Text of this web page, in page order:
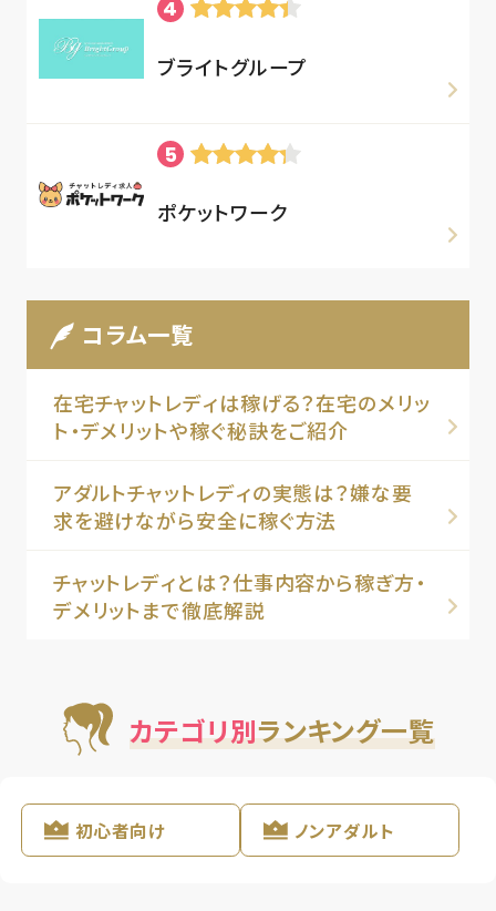
ブライトグループ
ポケットワーク
コラム一覧
在宅チャットレディは稼げる？在宅のメリッ
ト・デメリットや稼ぐ秘訣をご紹介
アダルトチャットレディの実態は？嫌な要
求を避けながら安全に稼ぐ方法
チャットレディとは？仕事内容から稼ぎ方・
デメリットまで徹底解説
カテゴリ別ランキング一覧
初心者向け ノンアダルト